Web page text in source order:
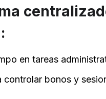
en tareas
controlar bonos y